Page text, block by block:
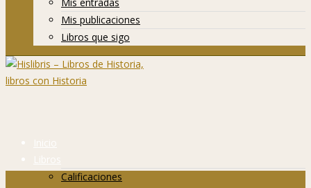
Mis publicaciones
Libros que sigo
Inicio
Libros
Calificaciones